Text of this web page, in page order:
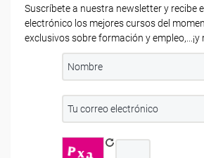
Suscríbete a nuestra newsletter y recibe
electrónico los mejores cursos del
exclusivos sobre formación y empleo,...¡y